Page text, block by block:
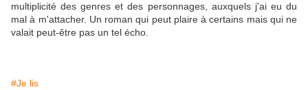
multiplicité des genres et des personnages, auxquels j'ai eu du
mal à m'attacher. Un roman qui peut plaire à certains mais qui ne
valait peut-être pas un tel écho.
#Je lis